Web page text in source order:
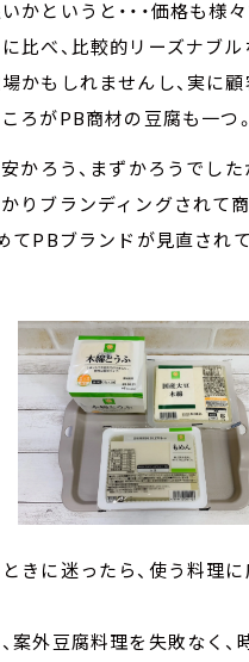
かというと・・・価格も様
比べ、比較的リーズナブ
かもしれませんし、実に
ろがPB商材の豆腐も一つ。
かろう、まずかろうでした
りブランディングされて
てPBブランドが見直され
きに迷ったら、使う料理
案外豆腐料理を失敗なく、